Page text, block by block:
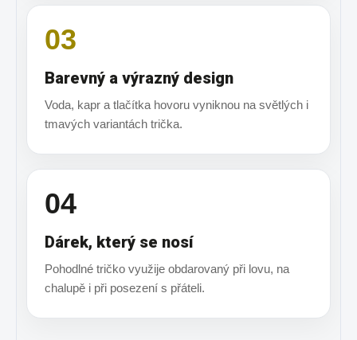
03
Barevný a výrazný design
Voda, kapr a tlačítka hovoru vyniknou na světlých i
tmavých variantách trička.
04
Dárek, který se nosí
Pohodlné tričko využije obdarovaný při lovu, na
chalupě i při posezení s přáteli.